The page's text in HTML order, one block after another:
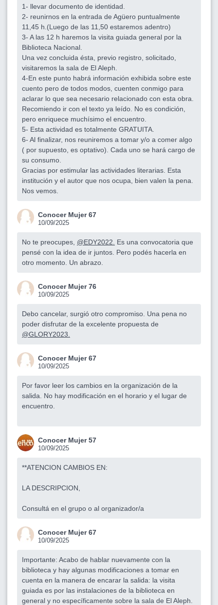
1- llevar documento de identidad.
2- reunirnos en la entrada de Agüero puntualmente
11,45 h.(Luego de las 11,50 estaremos adentro)
3- A las 12 h haremos la visita guiada general por la
Biblioteca Nacional.
Una vez concluida ésta, previo registro, solicitado,
visitaremos la sala de El Aleph.
4-En este punto habrá información exhibida sobre este
cuento pero de todos modos, cuenten conmigo para
aclarar lo que sea necesario relacionado con esta obra.
Recomiendo ir con el texto ya leído. No es condición,
pero enriquece muchísimo el encuentro.
5- Esta actividad es totalmente GRATUITA.
6- Al finalizar, nos reuniremos a tomar y/o a comer algo
( por supuesto, es optativo). Cada uno se hará cargo de
su consumo.
Gracias por estimular las actividades literarias. Esta
institución y el autor que nos ocupa, bien valen la pena.
Nos vemos.
Conocer Mujer 67
10/09/2025
No te preocupes, @EDY2022.
Es una convocatoria que
pensé con la idea de ir juntos. Pero podés hacerla en
otro momento. Un abrazo.
Conocer Mujer 76
10/09/2025
Debo cancelar, surgió otro compromiso. Una pena no
poder disfrutar de la excelente propuesta de
@GLORY2023.
Conocer Mujer 67
10/09/2025
Por favor leer los cambios en la organización de la
salida. No hay modificación en el horario y el lugar de
encuentro.
Conocer Mujer 57
10/09/2025
**ATENCION CAMBIOS EN:
LA DESCRIPCION,
Consultá en el grupo o al organizador/a
Conocer Mujer 67
10/09/2025
Importante: Acabo de hablar nuevamente con la
biblioteca y hay algunas modificaciones a tomar en
cuenta en la manera de encarar la salida: la visita
guiada es por las instalaciones de la biblioteca en
general y no específicamente sobre la sala de El Aleph.